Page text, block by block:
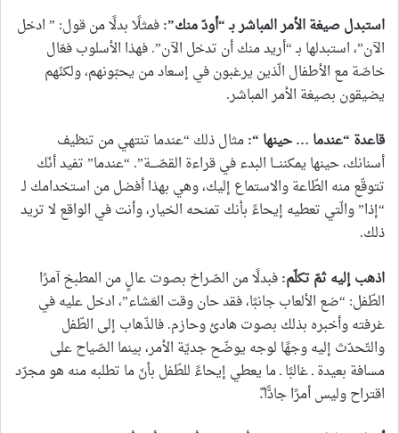
استبدل صيغة الأمر المباشر بـ “أودّ منك”:فمثلًا بدلًا من قول: ” ادخل
الآن”، استبدلها بـ “أريد منك أن تدخل الآن”. فهذا الأسلوب فعّال
خاصّة مع الأطفال الّذين يرغبون في إسعاد من يحبّونهم، ولكنّهم
يضيقون بصيغة الأمر المباشر.
قاعدة “عندما … حينها “:مثال ذلك “عندما تنتهي من تنظيف
أسنانك، حينها يمكننـــا البدء في قراءة القصّـــة”. “عندما” تفيد أنّك
تتوقّع منه الطّاعة والاستماع إليك، وهي بهذا أفضل من استخدامك لـ
“إذا” والّتي تعطيه إيحاءً بأنك تمنحه الخيار، وأنت في الواقع لا تريد
ذلك.
اذهب إليه ثمّ تكلّم:فبدلًا من الصّراخ بصوت عالٍ من المطبخ آمرًا
الطّفل: “ضع الألعاب جانبًا، فقد حان وقت العَشاء”، ادخل عليه في
غرفته وأخبره بذلك بصوت هادئ وحازم. فالذّهاب إلى الطّفل
والتّحدّث إليه وجهًا لوجه يوضّح جديّة الأمر، بينما الصّياح على
مسافة بعيدة ـ غالبًا ـ ما يعطي إيحاءً للطّفل بأنّ ما تطلبه منه هو مجرّد
اقتراح وليس أمرًا جادًّا.ّ